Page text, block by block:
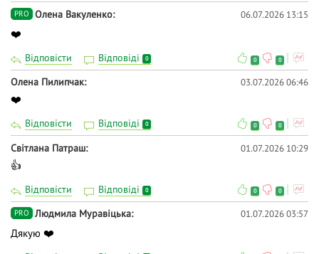
PRO Олена Вакуленко 06.07.2026 13:15
❤️
Відповісти Відповіді 0 0 0
Олена Пилипчак 03.07.2026 06:46
❤️
Відповісти Відповіді 0 0 0
Світлана Патраш 01.07.2026 10:29
👍
Відповісти Відповіді 0 0 0
PRO Людмила Муравіцька 01.07.2026 03:57
Дякую ❤️